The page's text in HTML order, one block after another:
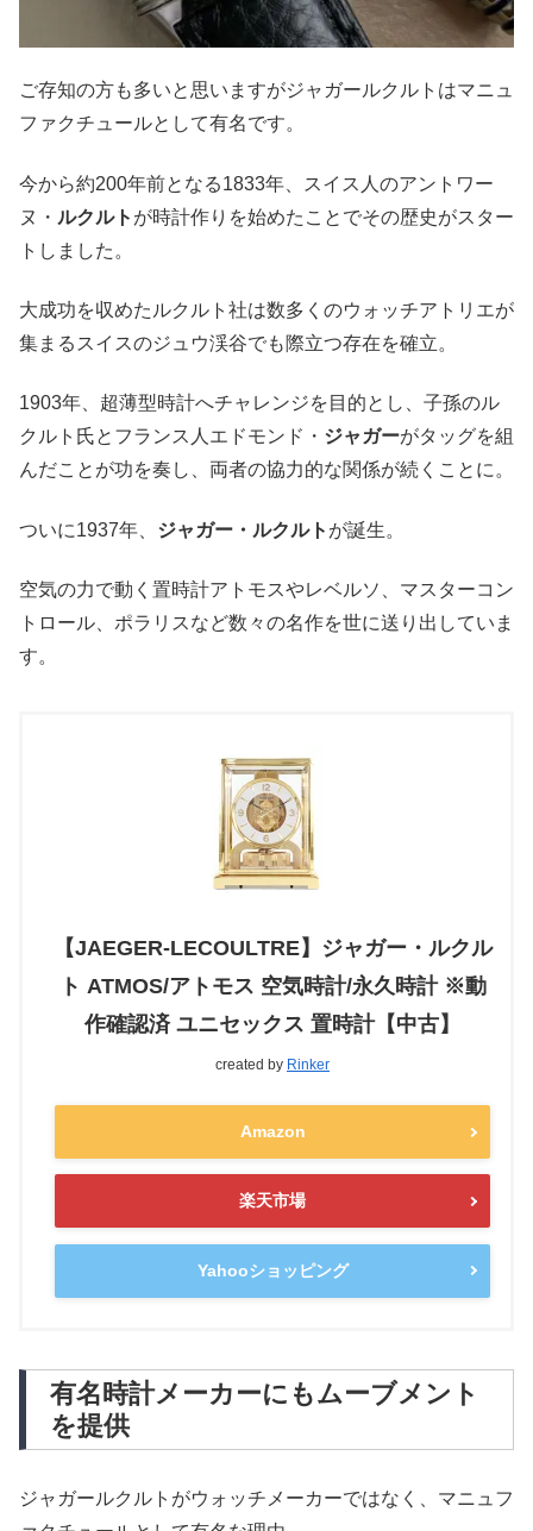
ご存知の方も多いと思いますがジャガールクルトはマニュ
ファクチュールとして有名です。
今から約200年前となる1833年、スイス人のアントワー
ヌ・ ルクルト が時計作りを始めたことでその歴史がスター
トしました。
大成功を収めたルクルト社は数多くのウォッチアトリエが
集まるスイスのジュウ渓谷でも際立つ存在を確立。
1903年、超薄型時計へチャレンジを目的とし、子孫のル
クルト氏とフランス人エドモンド・ ジャガーがタッグを組
んだことが功を奏し、両者の協力的な関係が続くことに。
ついに1937年、 ジャガー・ルクルト が誕生。
空気の力で動く置時計アトモスやレベルソ、マスターコン
トロール、ポラリスなど数々の名作を世に送り出していま
す。
【JAEGER-LECOULTRE】ジャガー・ルクル
ト ATMOS/アトモス 空気時計/永久時計 ※動
作確認済 ユニセックス 置時計【中古】
created by Rinker
Amazon
楽天市場
Yahooショッピング
有名時計メーカーにもムーブメント
を提供
ジャガールクルトがウォッチメーカーではなく、マニュフ